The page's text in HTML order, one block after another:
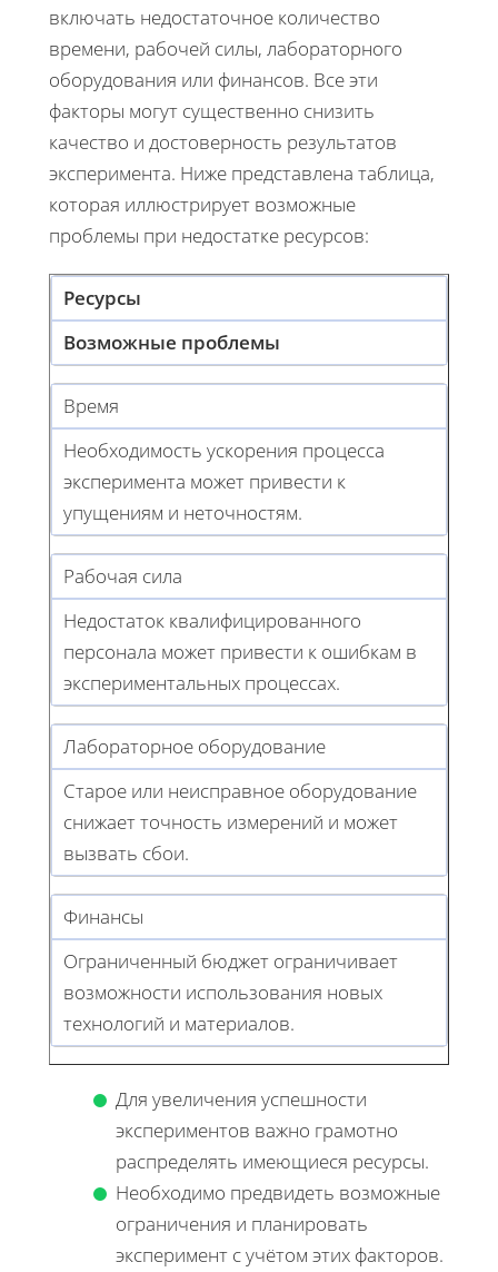
включать недостаточное количество
времени, рабочей силы, лабораторного
оборудования или финансов. Все эти
факторы могут существенно снизить
качество и достоверность результатов
эксперимента. Ниже представлена таблица,
которая иллюстрирует возможные
проблемы при недостатке ресурсов:
Ресурсы
Возможные проблемы
Время
Необходимость ускорения процесса
эксперимента может привести к
упущениям и неточностям.
Рабочая сила
Недостаток квалифицированного
персонала может привести к ошибкам в
экспериментальных процессах.
Лабораторное оборудование
Старое или неисправное оборудование
снижает точность измерений и может
вызвать сбои.
Финансы
Ограниченный бюджет ограничивает
возможности использования новых
технологий и материалов.
Для увеличения успешности
экспериментов важно грамотно
распределять имеющиеся ресурсы.
Необходимо предвидеть возможные
ограничения и планировать
эксперимент с учётом этих факторов.